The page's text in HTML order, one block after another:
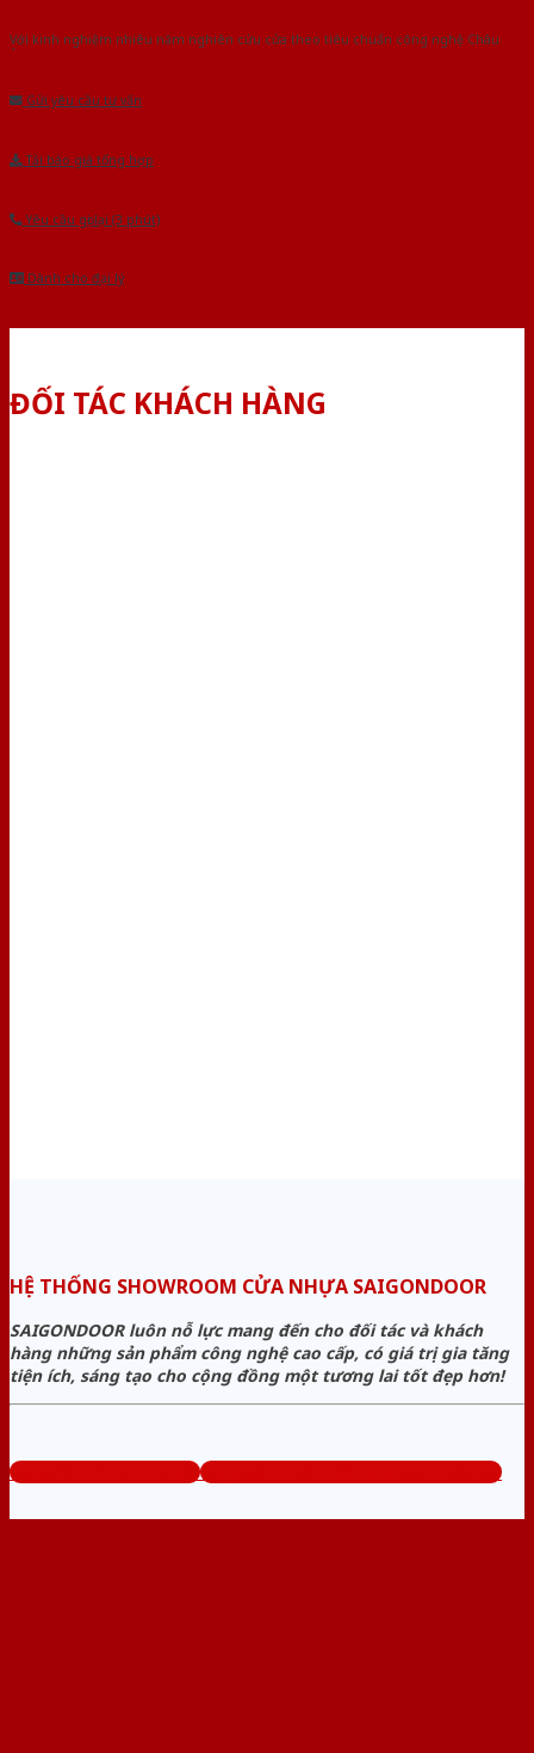
Với kinh nghiệm nhiêu năm nghiên cứu cửa theo tiêu chuẩn công nghệ Châu
Âu.Chúng tôi tự tin là nhà sản xuất & cung cấp hàng đầu tại Việt Nam!
Gửi yêu cầu tư vấn
Tải báo giá tổng hợp
Yêu cầu gọi lại (3 phút)
Dành cho đại lý
ĐỐI TÁC KHÁCH HÀNG
HỆ THỐNG SHOWROOM CỬA NHỰA SAIGONDOOR
SAIGONDOOR luôn nỗ lực mang đến cho đối tác và khách
hàng những sản phẩm công nghệ cao cấp, có giá trị gia tăng
tiện ích, sáng tạo cho cộng đồng một tương lai tốt đẹp hơn!
www.sieuthicuanhua.net Tổng đài tư vấn miễn phí: 0824.400.400